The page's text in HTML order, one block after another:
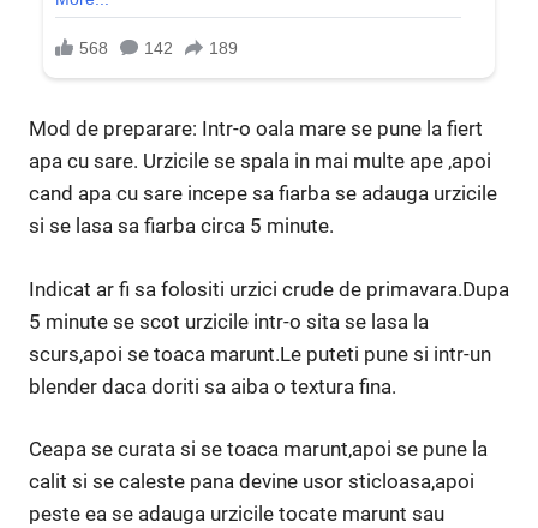
Mod de preparare: Intr-o oala mare se pune la fiert
apa cu sare. Urzicile se spala in mai multe ape ,apoi
cand apa cu sare incepe sa fiarba se adauga urzicile
si se lasa sa fiarba circa 5 minute.
Indicat ar fi sa folositi urzici crude de primavara.Dupa
5 minute se scot urzicile intr-o sita se lasa la
scurs,apoi se toaca marunt.Le puteti pune si intr-un
blender daca doriti sa aiba o textura fina.
Ceapa se curata si se toaca marunt,apoi se pune la
calit si se caleste pana devine usor sticloasa,apoi
peste ea se adauga urzicile tocate marunt sau